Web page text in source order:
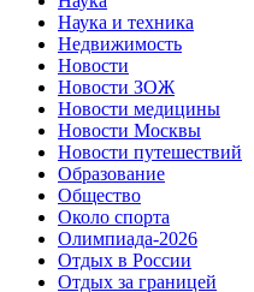
Наука и техника
Недвижимость
Новости
Новости ЗОЖ
Новости медицины
Новости Москвы
Новости путешествий
Образование
Общество
Около спорта
Олимпиада-2026
Отдых в России
Отдых за границей